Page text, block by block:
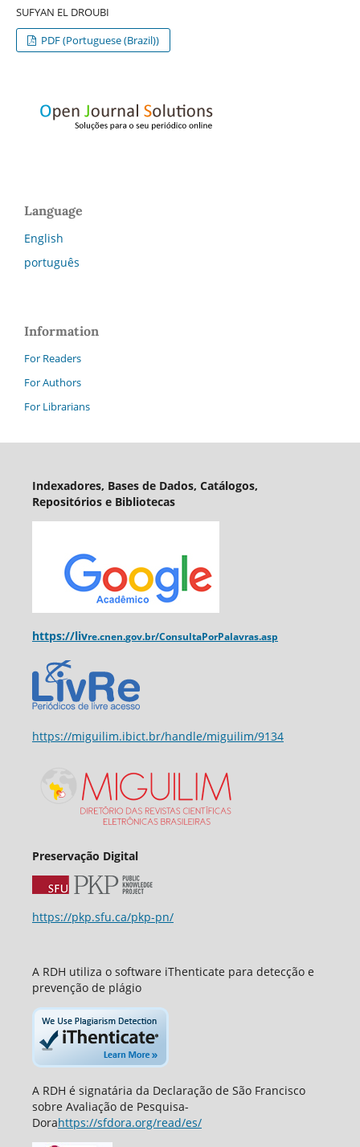
SUFYAN EL DROUBI
PDF (Portuguese (Brazil))
Language
English
português
Information
For Readers
For Authors
For Librarians
Indexadores, Bases de Dados, Catálogos,
Repositórios e Bibliotecas
https://livre.cnen.gov.br/ConsultaPorPalavras.asp
https://miguilim.ibict.br/handle/miguilim/9134
Preservação Digital
https://pkp.sfu.ca/pkp-pn/
A RDH utiliza o software iThenticate para detecção e
prevenção de plágio
A RDH é signatária da Declaração de São Francisco
sobre Avaliação de Pesquisa-
Dorahttps://sfdora.org/read/es/